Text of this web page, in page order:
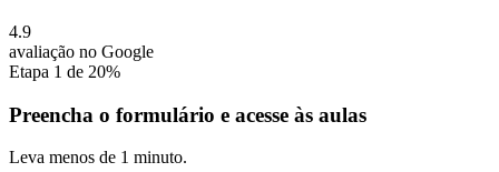
4.9
avaliação no Google
Etapa 1 de 20%
Preencha o formulário e acesse às aulas
Leva menos de 1 minuto.